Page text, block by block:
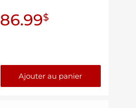
86.99$
Ajouter au panier